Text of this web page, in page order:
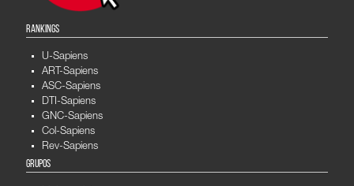
RANKINGS
U-Sapiens
ART-Sapiens
ASC-Sapiens
DTI-Sapiens
GNC-Sapiens
Col-Sapiens
Rev-Sapiens
GRUPOS